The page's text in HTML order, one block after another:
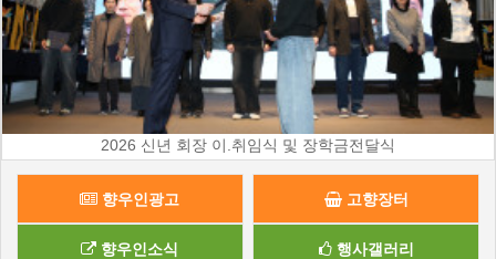
2026 신년 회장 이.취임식 및 장학금전달식
향우인광고 고향장터
향우인소식 행사갤러리